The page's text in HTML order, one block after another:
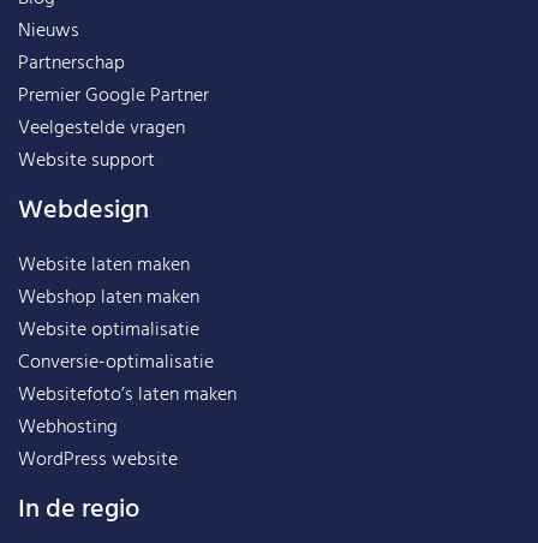
Nieuws
Partnerschap
Premier Google Partner
Veelgestelde vragen
Website support
Webdesign
Website laten maken
Webshop laten maken
Website optimalisatie
Conversie-optimalisatie
Websitefoto’s laten maken
Webhosting
WordPress website
In de regio